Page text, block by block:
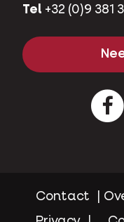
Tel +32 (0)9 381
Contact